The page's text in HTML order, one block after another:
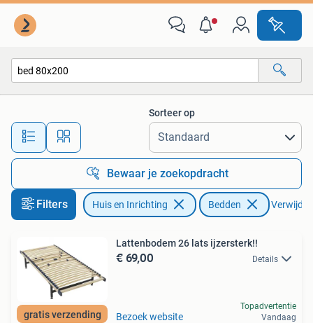
Alle afstanden…
Sorteer op
Bewaar je zoekopdracht
Filters Huis en Inrichting Bedden
gratis verzending
Lattenbodem 26 lats ijzersterk!!
€ 69,00 Details
Bezoek website
Topadvertentie
Vandaag